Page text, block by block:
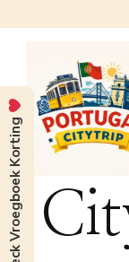
Check Vroegboek Korting